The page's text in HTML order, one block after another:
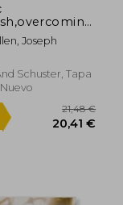
of
zoloft, paxil,
with
alte (en
Joseph
Schuster, Tapa